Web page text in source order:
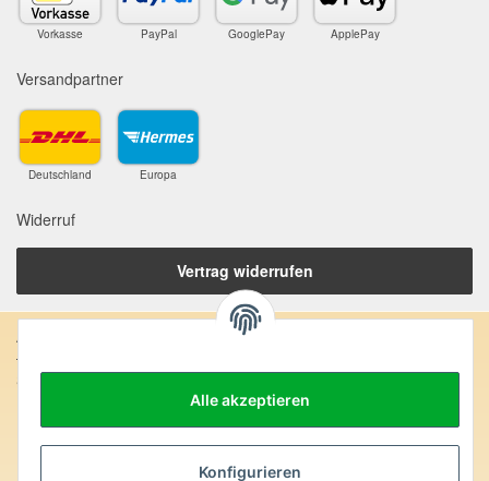
Alle akzeptieren
Konfigurieren
Vorkasse PayPal GooglePay ApplePay
Versandpartner
Deutschland Europa
Widerruf
Vertrag widerrufen
Anschrift:
SteinZeitOase